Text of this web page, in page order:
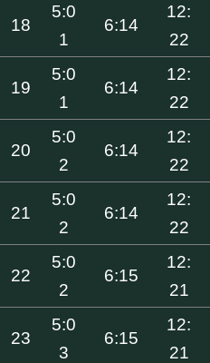
18
5:0
1
6:14
12:
22
19
5:0
1
6:14
12:
22
20
5:0
2
6:14
12:
22
21
5:0
2
6:14
12:
22
22
5:0
2
6:15
12:
21
23
5:0
3
6:15
12:
21